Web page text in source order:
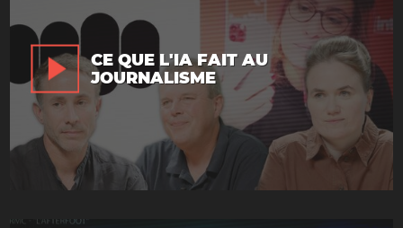
CE QUE L'IA FAIT AU
JOURNALISME